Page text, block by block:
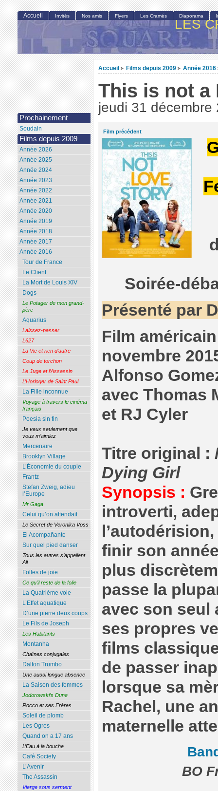
LES
Accueil > Films depuis 2009 > Année 2016
This is not a
jeudi 31 décembre
Film précédent
Soirée-
Présenté par
Film
novembre
Alfonso
avec Thomas
et RJ Cyler
Titre original :
Dying Girl
Synopsis :
introverti,
finir son
plus
passe la
avec son seul
ses propres
films
de passer
lorsque sa
Rachel, une
maternelle
BO
Accueil Invités Nos amis Flyers Les Cramés Diaporama
Prochainement
Soudain
Films depuis 2009
Année 2026
Année 2025
Année 2024
Année 2023
Année 2022
Année 2021
Année 2020
Année 2019
Année 2018
Année 2017
Année 2016
Tour de France
Le Client
La Mort de Louis XIV
Dogs
Le Potager de mon grand-
père
Aquarius
Laissez-passer
L627
La Vie et rien d’autre
Coup de torchon
Le Juge et l’Assassin
L’Horloger de Saint Paul
La Fille inconnue
Voyage à travers le cinéma
français
Poesia sin fin
Je veux seulement que
vous m’aimiez
Mercenaire
Brooklyn Village
L’Économie du couple
Frantz
Stefan Zweig, adieu
l’Europe
Mr Gaga
Celui qu’on attendait
Le Secret de Veronika Voss
El Acompañante
Sur quel pied danser
Tous les autres s’appellent
Ali
Folles de joie
Ce qu’il reste de la folie
La Quatrième voie
L’Effet aquatique
D’une pierre deux coups
Le Fils de Joseph
Les Habitants
Montanha
Chaînes conjugales
Dalton Trumbo
Une aussi longue absence
La Saison des femmes
Jodorowski’s Dune
Rocco et ses Frères
Soleil de plomb
Les Ogres
Quand on a 17 ans
L’Eau à la bouche
Café Society
L’Avenir
The Assassin
Vierge sous serment